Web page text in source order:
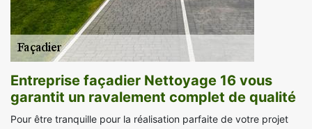
Entreprise façadier Nettoyage 16 vous
garantit un ravalement complet de qualité
Pour être tranquille pour la réalisation parfaite de votre projet